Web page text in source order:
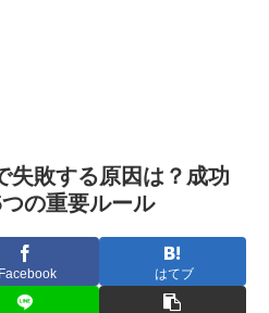
失敗する原因は？成功
の重要ルール
Facebook はてブ